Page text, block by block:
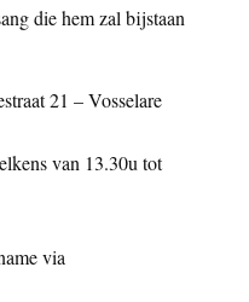
die hem zal bijstaan
21 – Vosselare
van 13.30u tot
via